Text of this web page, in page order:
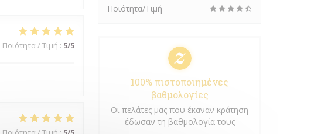
Ποιότητα / Τιμή : 5/5
Ποιότητα/Τιμή
100% πιστοποιημένες
βαθμολογίες
Οι πελάτες μας που έκαναν κράτηση
έδωσαν τη βαθμολογία τους